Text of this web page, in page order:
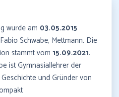
wurde am 03.05.2015
Schwabe, Mettmann. Die
stammt vom 15.09.2021.
ist Gymnasiallehrer der
und Gründer von